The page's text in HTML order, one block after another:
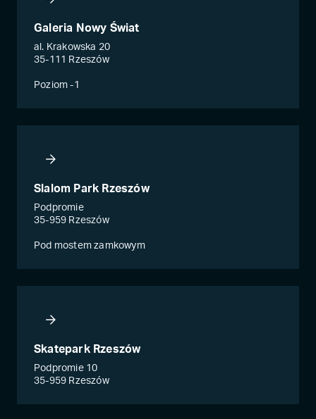
Galeria Nowy Świat
al. Krakowska 20
35-111 Rzeszów
Poziom -1
Slalom Park Rzeszów
Podpromie
35-959 Rzeszów
Pod mostem zamkowym
Skatepark Rzeszów
Podpromie 10
35-959 Rzeszów